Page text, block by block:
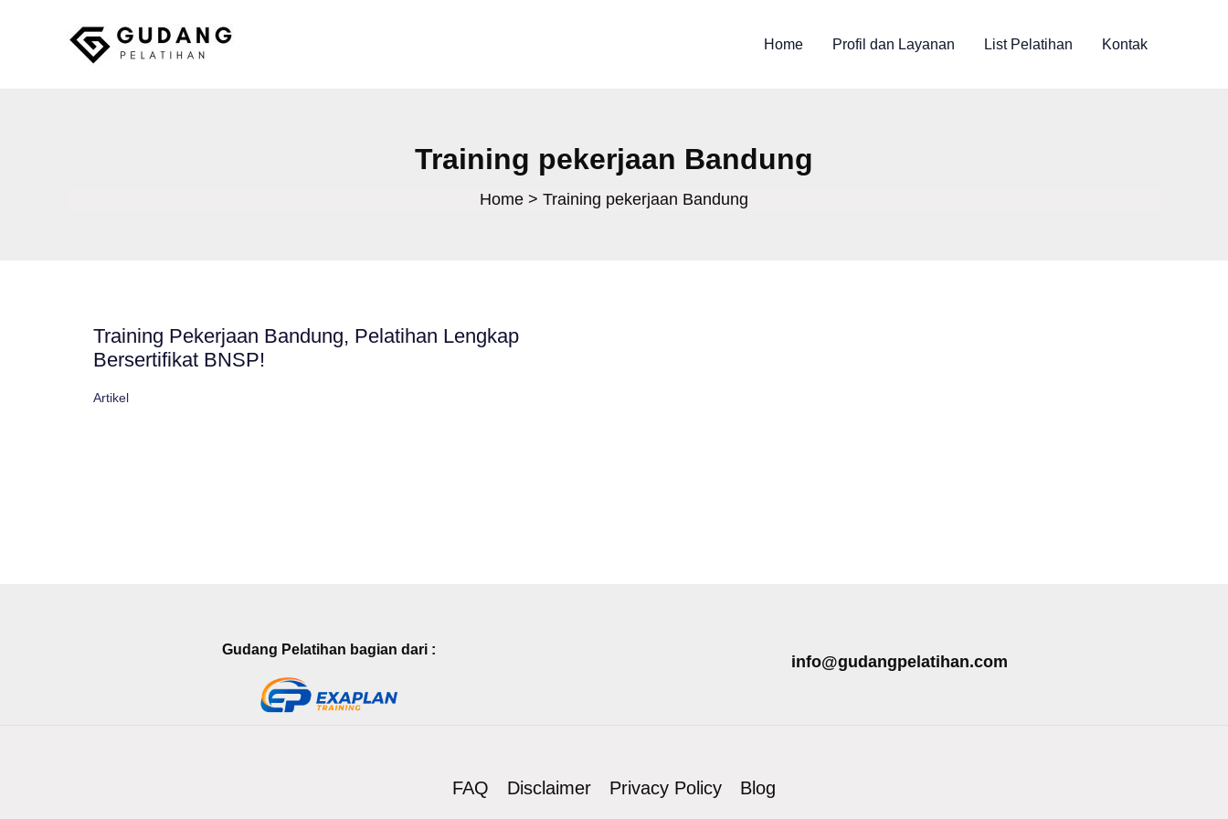
Home Profil dan Layanan List Pelatihan Kontak
Training pekerjaan Bandung
Home Training pekerjaan Bandung
Training Pekerjaan Bandung, Pelatihan Lengkap
Bersertifikat BNSP!
Artikel
Gudang Pelatihan bagian dari :
info@gudangpelatihan.com
FAQ Disclaimer Privacy Policy Blog